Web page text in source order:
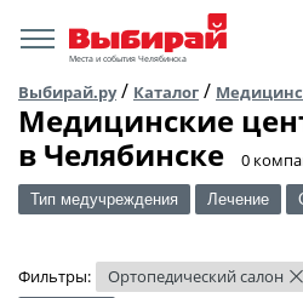
Места и события Челябинска
Выбирай.ру/ Каталог /
Медицинские
в Челябинске
​0
Тип медучреждения Лечение
Фильтры: Ортопедический салон ×